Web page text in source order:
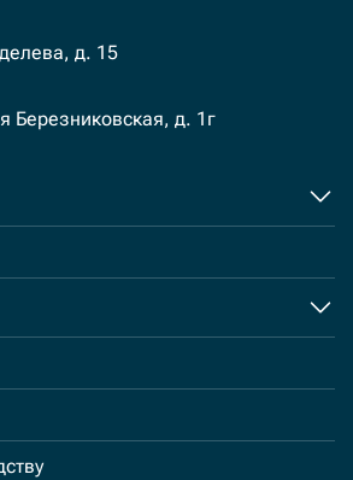
д. 15
Березниковская, д. 1г